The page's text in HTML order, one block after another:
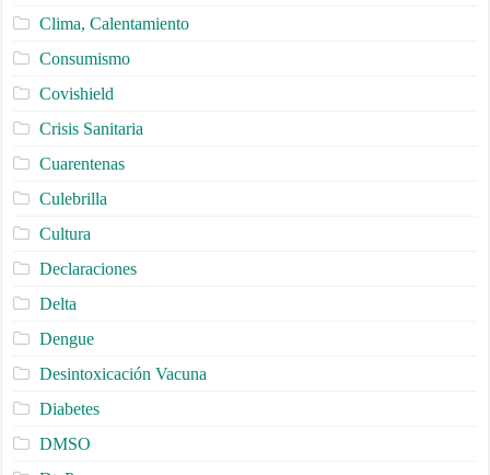
Clima, Calentamiento
Consumismo
Covishield
Crisis Sanitaria
Cuarentenas
Culebrilla
Cultura
Declaraciones
Delta
Dengue
Desintoxicación Vacuna
Diabetes
DMSO